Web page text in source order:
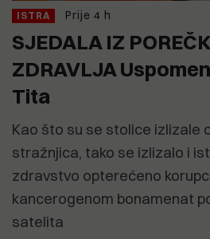
ISTRA Prije 4 h
SJEDALA IZ
ZDRAVLJA
Tita
Kao što su se stolice izlizale
stražnjica, tako se izlizalo i
zdravstvo opterećeno
kancerogenom bonamenat
satelita